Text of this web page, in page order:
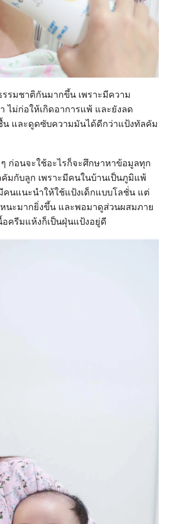
รมชาติกันมากขึ้น เพราะมีความ
ไม่ก่อให้เกิดอาการแพ้ และยังลด
และดูดซับความมันได้ดีกว่าแป้งทัลคัม
ก่อนจะใช้อะไรก็จะศึกษาหาข้อมูลทุก
มกับลูก เพราะมีคนในบ้านเป็นภูมิแพ้
คนแนะนำให้ใช้แป้งเด็กแบบโลชั่น แต่
นะมากยิ่งขึ้น และพอมาดูส่วนผสมภาย
ครีมแห้งก็เป็นฝุ่นแป้งอยู่ดี